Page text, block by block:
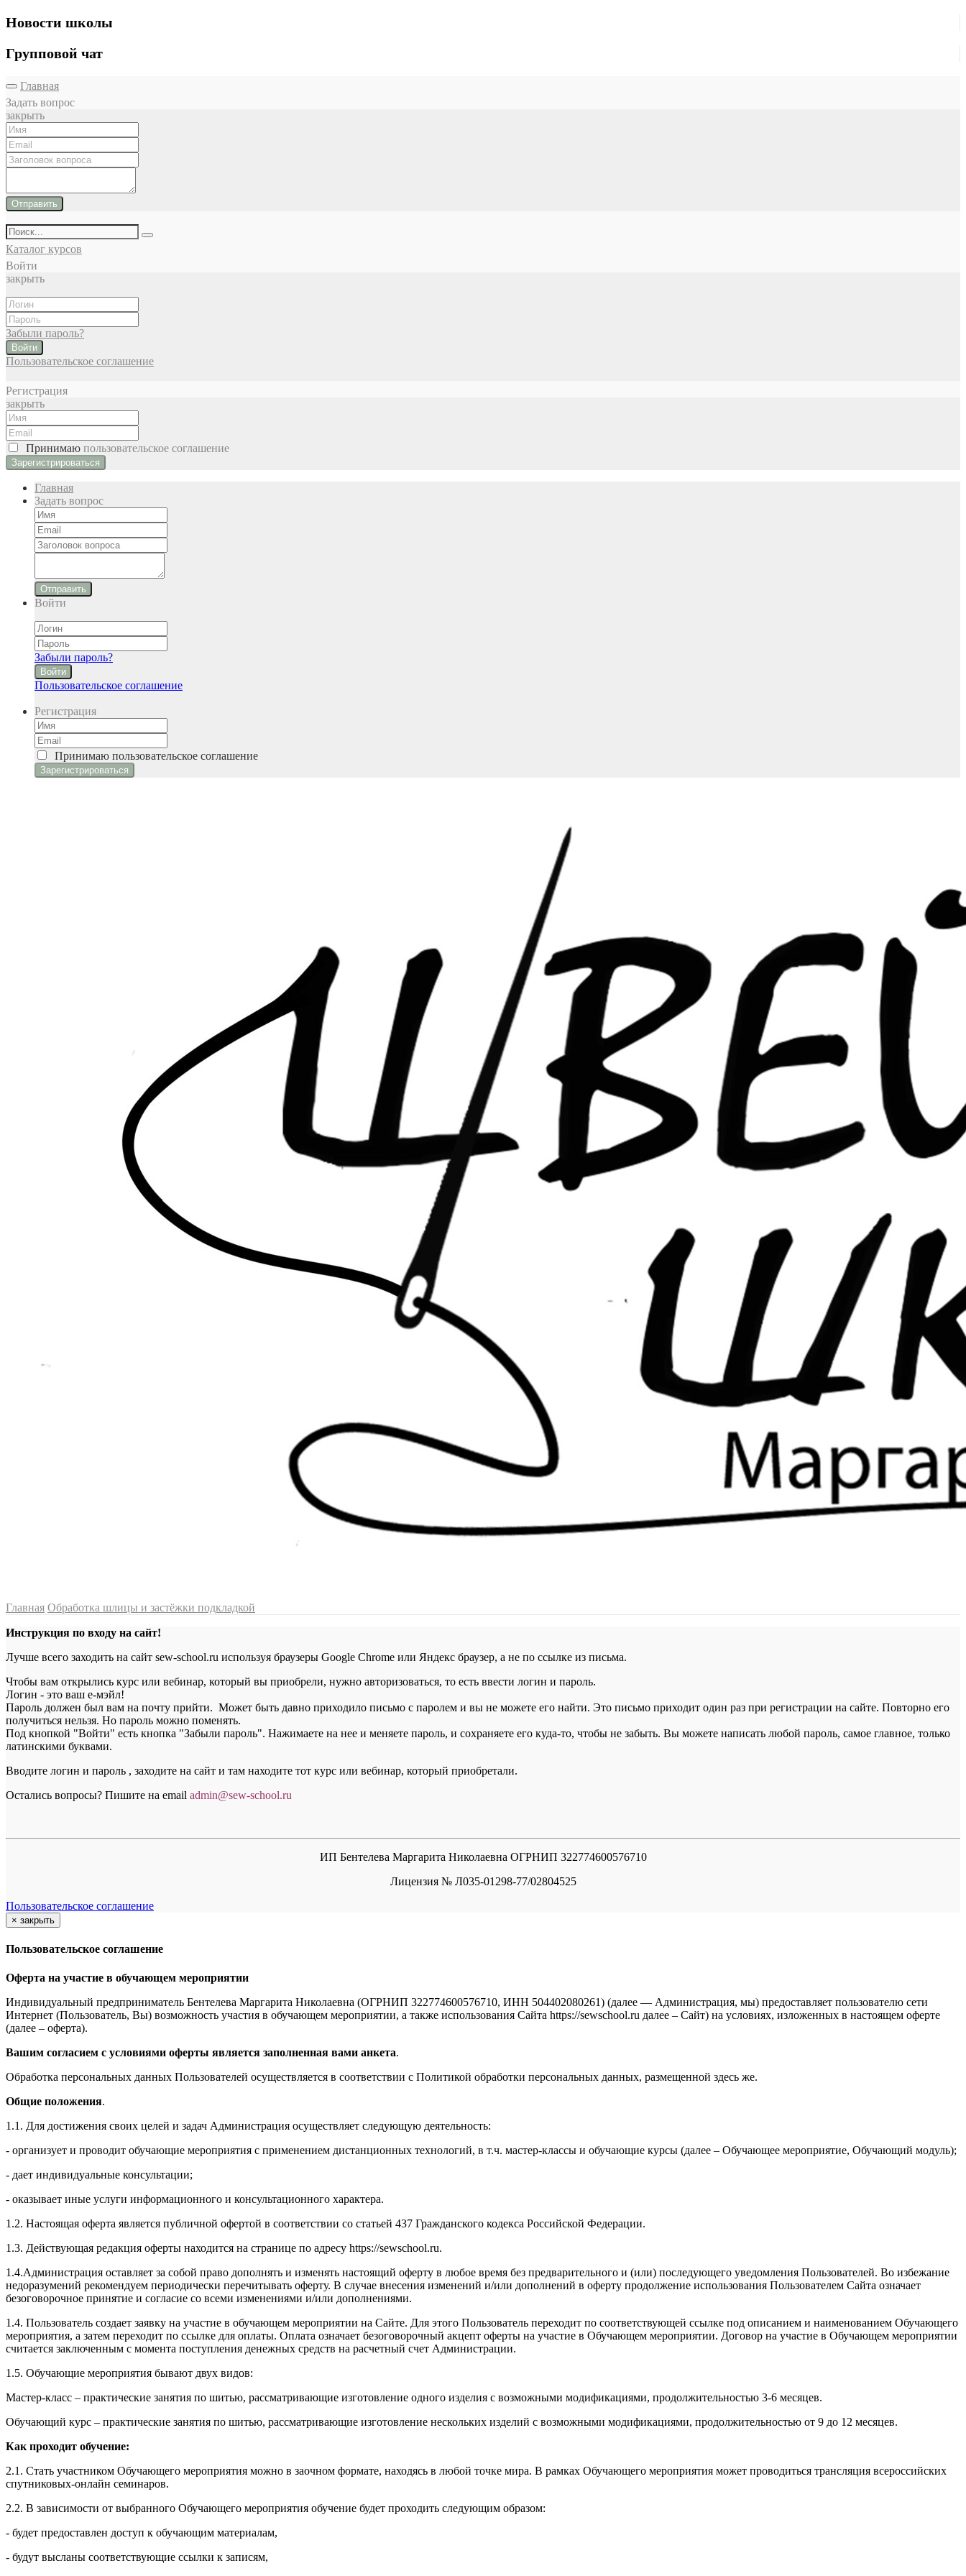
Новости школы
Групповой чат
Главная
Задать вопрос
закрыть
Отправить
Каталог курсов
Войти
закрыть
Забыли пароль?
Войти
Пользовательское соглашение
Регистрация
закрыть
Принимаю пользовательское соглашение
Главная
Задать вопрос
Отправить
Войти
Забыли пароль?
Войти
Пользовательское соглашение
Регистрация
Принимаю пользовательское соглашение
Главная Обработка шлицы и застёжки подкладкой
Инструкция по входу на сайт!
Лучше всего заходить на сайт sew-school.ru используя браузеры Google Chrome или Яндекс браузер, а не по ссылке из письма.
Чтобы вам открылись курс или вебинар, который вы приобрели, нужно авторизоваться, то есть ввести логин и пароль.
Логин - это ваш е-мэйл!
Пароль должен был вам на почту прийти. Может быть давно приходило письмо с паролем и вы не можете его найти. Это письмо приходит один раз при регистрации на сайте. Повторно его
получиться нельзя. Но пароль можно поменять.
Под кнопкой "Войти" есть кнопка "Забыли пароль". Нажимаете на нее и меняете пароль, и сохраняете его куда-то, чтобы не забыть. Вы можете написать любой пароль, самое главное, только
латинскими буквами.
Вводите логин и пароль , заходите на сайт и там находите тот курс или вебинар, который приобретали.
Остались вопросы? Пишите на email admin@sew-school.ru
ИП Бентелева Маргарита Николаевна ОГРНИП 322774600576710
Лицензия № Л035-01298-77/02804525
Пользовательское соглашение
× закрыть
Пользовательское соглашение
Оферта на участие в обучающем мероприятии
Индивидуальный предприниматель Бентелева Маргарита Николаевна (ОГРНИП 322774600576710, ИНН 504402080261) (далее — Администрация, мы) предоставляет пользователю сети
Интернет (Пользователь, Вы) возможность участия в обучающем мероприятии, а также использования Сайта https://sewschool.ru далее – Сайт) на условиях, изложенных в настоящем оферте
(далее – оферта).
Вашим согласием с условиями оферты является заполненная вами анкета.
Обработка персональных данных Пользователей осуществляется в соответствии с Политикой обработки персональных данных, размещенной здесь же.
Общие положения.
1.1. Для достижения своих целей и задач Администрация осуществляет следующую деятельность:
- организует и проводит обучающие мероприятия с применением дистанционных технологий, в т.ч. мастер-классы и обучающие курсы (далее – Обучающее мероприятие, Обучающий модуль);
- дает индивидуальные консультации;
- оказывает иные услуги информационного и консультационного характера.
1.2. Настоящая оферта является публичной офертой в соответствии со статьей 437 Гражданского кодекса Российской Федерации.
1.3. Действующая редакция оферты находится на странице по адресу https://sewschool.ru.
1.4.Администрация оставляет за собой право дополнять и изменять настоящий оферту в любое время без предварительного и (или) последующего уведомления Пользователей. Во избежание
недоразумений рекомендуем периодически перечитывать оферту. В случае внесения изменений и/или дополнений в оферту продолжение использования Пользователем Сайта означает
безоговорочное принятие и согласие со всеми изменениями и/или дополнениями.
1.4. Пользователь создает заявку на участие в обучающем мероприятии на Сайте. Для этого Пользователь переходит по соответствующей ссылке под описанием и наименованием Обучающего
мероприятия, а затем переходит по ссылке для оплаты. Оплата означает безоговорочный акцепт оферты на участие в Обучающем мероприятии. Договор на участие в Обучающем мероприятии
считается заключенным с момента поступления денежных средств на расчетный счет Администрации.
1.5. Обучающие мероприятия бывают двух видов:
Мастер-класс – практические занятия по шитью, рассматривающие изготовление одного изделия с возможными модификациями, продолжительностью 3-6 месяцев.
Обучающий курс – практические занятия по шитью, рассматривающие изготовление нескольких изделий с возможными модификациями, продолжительностью от 9 до 12 месяцев.
Как проходит обучение:
2.1. Стать участником Обучающего мероприятия можно в заочном формате, находясь в любой точке мира. В рамках Обучающего мероприятия может проводиться трансляция всероссийских
спутниковых-онлайн семинаров.
2.2. В зависимости от выбранного Обучающего мероприятия обучение будет проходить следующим образом:
- будет предоставлен доступ к обучающим материалам,
- будут высланы соответствующие ссылки к записям,